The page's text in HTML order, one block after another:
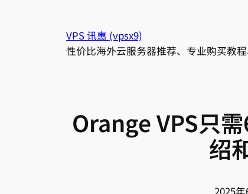
VPS 讯惠 (vpsx9)
性价比海外云服务器推荐、专业购买教
Orange VPS只
绍